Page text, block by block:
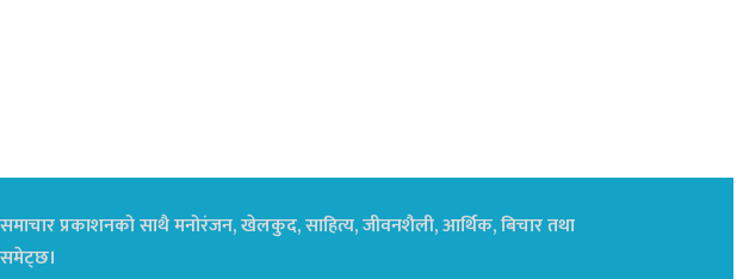
समाचार प्रकाशनको साथै मनोरंजन, खेलकुद, साहित्य, जीवनशैली, आर्थिक, बिचार तथा
समेट्छ।